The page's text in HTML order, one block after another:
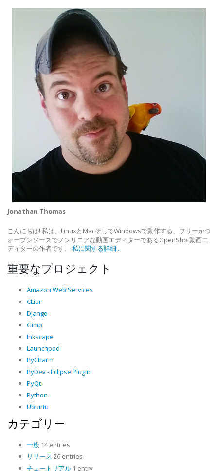
Jonathan Thomas
こんにちは! 私は、LinuxとMacそしてWindowsで動作する、フリーかつ
オープンソースでノンリニアな動画エディターであるOpenShot動画エ
ディターの作者です。 私に関する詳細...
重要なプロジェクト
Amazon Web Services
CLion
Django
Gimp
Inkscape
Launchpad
PyCharm
PyDev - Eclipse Plugin
PyQt
Python
Ubuntu
カテゴリー
一般 14 entries
リリース 26 entries
チュートリアル 1 entry